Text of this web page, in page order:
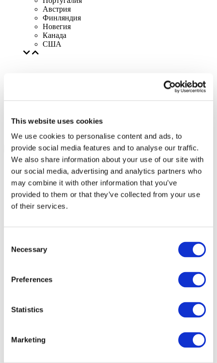
This website uses cookies
We use cookies to personalise content and ads, to
provide social media features and to analyse our traffic.
We also share information about your use of our site with
our social media, advertising and analytics partners who
may combine it with other information that you’ve
provided to them or that they’ve collected from your use
of their services.
Selection
Necessary
Preferences
Statistics
Marketing
Австрия
Финляндия
Новегия
Канада
США
Все
мероприятия